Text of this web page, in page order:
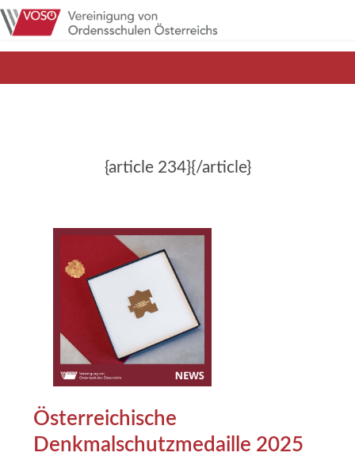
{article 234}{/article}
Österreichische
Denkmalschutzmedaille 2025